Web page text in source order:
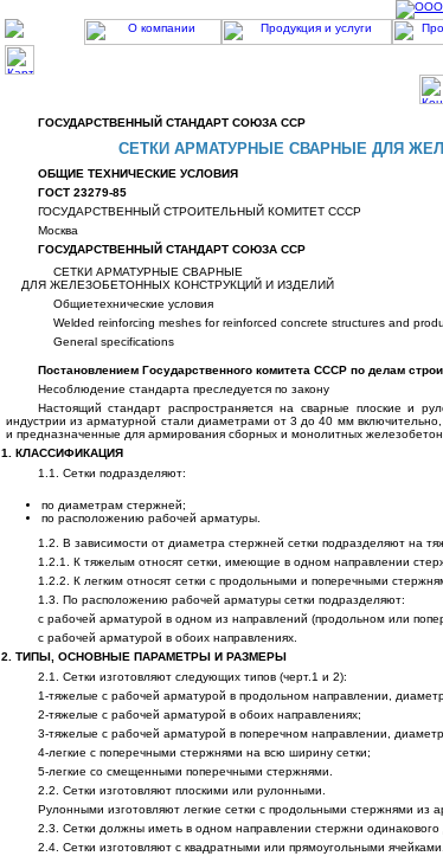
ГОСУДАРСТВЕННЫЙ СТАНДАРТ СОЮЗА ССР
СЕТКИ АРМАТУРНЫЕ СВАРНЫЕ ДЛЯ
ОБЩИЕ ТЕХНИЧЕСКИЕ УСЛОВИЯ
ГОСТ 23279-85
ГОСУДАРСТВЕННЫЙ СТРОИТЕЛЬНЫЙ КОМИТЕТ СССР
Москва
ГОСУДАРСТВЕННЫЙ СТАНДАРТ СОЮЗА ССР
СЕТКИ АРМАТУРНЫЕ СВАРНЫЕ
ДЛЯ ЖЕЛЕЗОБЕТОННЫХ КОНСТРУКЦИЙ И ИЗДЕЛИЙ
Общиетехнические условия
Welded reinforcing meshes for reinforced concrete structures and
General specifications
Постановлением Государственного комитета СССР по делам
Несоблюдение стандарта преследуется по закону
Настоящий стандарт распространяется на сварные плоские и
индустрии из арматурной стали диаметрами от 3 до 40 мм
и предназначенные для армирования сборных и монолитных
1. КЛАССИФИКАЦИЯ
1.1. Сетки подразделяют:
по диаметрам стержней;
по расположению рабочей арматуры.
1.2. В зависимости от диаметра стержней сетки подразделяют на
1.2.1. К тяжелым относят сетки, имеющие в одном направлении
1.2.2. К легким относят сетки с продольными и поперечными
1.3. По расположению рабочей арматуры сетки подразделяют:
с рабочей арматурой в одном из направлений (продольном или
с рабочей арматурой в обоих направлениях.
2. ТИПЫ, ОСНОВНЫЕ ПАРАМЕТРЫ И РАЗМЕРЫ
2.1. Сетки изготовляют следующих типов (черт.1 и 2):
1-тяжелые с рабочей арматурой в продольном направлении,
2-тяжелые с рабочей арматурой в обоих направлениях;
3-тяжелые с рабочей арматурой в поперечном направлении,
4-легкие с поперечными стержнями на всю ширину сетки;
5-легкие со смещенными поперечными стержнями.
2.2. Сетки изготовляют плоскими или рулонными.
Рулонными изготовляют легкие сетки с продольными стержнями
2.3. Сетки должны иметь в одном направлении стержни одинакового
2.4. Сетки изготовляют с квадратными или прямоугольными ячейками.